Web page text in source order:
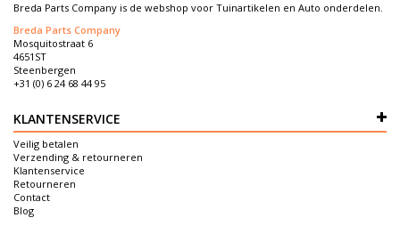
Breda Parts Company is de webshop voor Tuinartikelen en Auto onderdelen.
Breda Parts Company
Mosquitostraat 6
4651ST
Steenbergen
+31 (0) 6 24 68 44 95
KLANTENSERVICE
Veilig betalen
Verzending & retourneren
Klantenservice
Retourneren
Contact
Blog